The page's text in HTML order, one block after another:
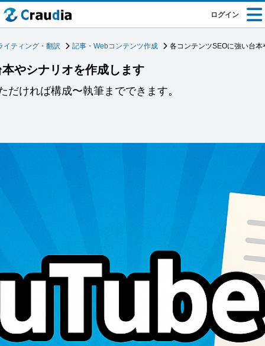
ログイン
イティング・翻訳 記事・Webコンテンツ作成 各コンテンツSEOに強い台
やシナリオを作成します
だければ構成〜執筆までできます。